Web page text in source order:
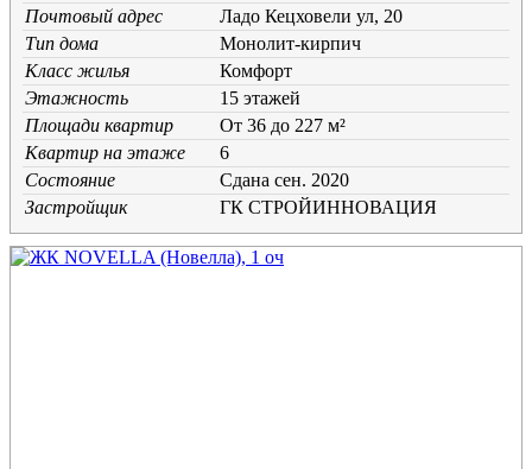
Почтовый адрес
Ладо Кецховели ул, 20
Тип дома
Монолит-кирпич
Класс жилья
Комфорт
Этажность
15 этажей
Площади квартир
От 36 до 227 м²
Квартир на этаже
6
Состояние
Cдана сен. 2020
Застройщик
ГК СТРОЙИННОВАЦИЯ